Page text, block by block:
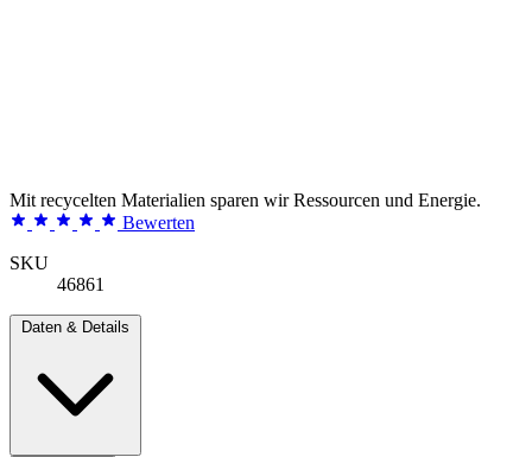
Mit recycelten Materialien sparen wir Ressourcen und Energie.
Bewerten
SKU
46861
Daten & Details